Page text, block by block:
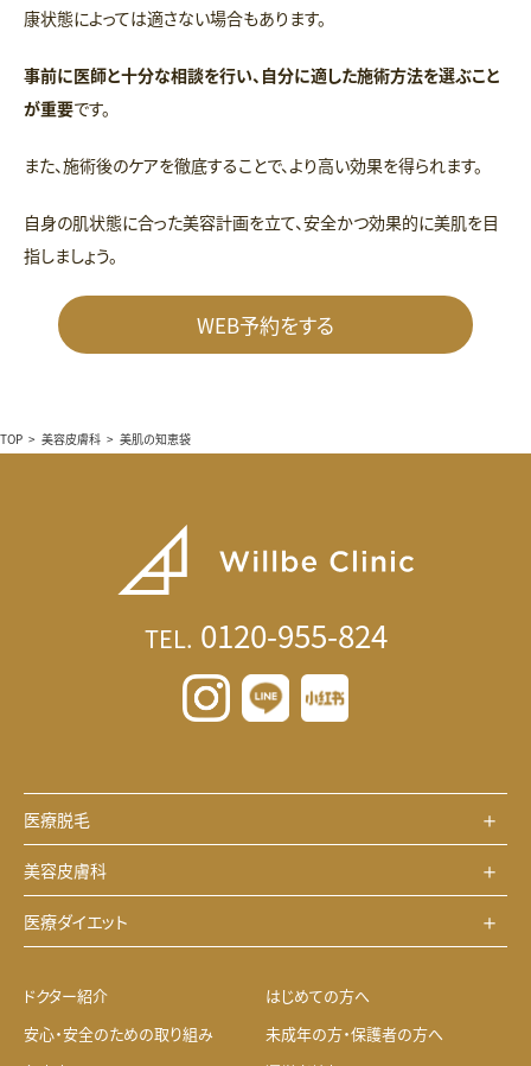
康状態によっては適さない場合もあります。
事前に医師と十分な相談を行い、自分に適した施術方法を選ぶこと
が重要です。
また、施術後のケアを徹底することで、より高い効果を得られます。
自身の肌状態に合った美容計画を立て、安全かつ効果的に美肌を目
指しましょう。
WEB予約をする
TOP > 美容皮膚科 > 美肌の知恵袋
TEL. 0120-955-824
医療脱毛
美容皮膚科
医療ダイエット
ドクター紹介
はじめての方へ
安心・安全のための取り組み
未成年の方・保護者の方へ